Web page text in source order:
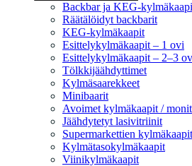
Backbar ja KEG-
Räätälöidyt backbarit
KEG-kylmäkaapit
Esittelykylmäkaapit – 1 ovi
Esittelykylmäkaapit – 2–3
Tölkkijäähdyttimet
Kylmäsaarekkeet
Minibaarit
Avoimet kylmäkaapit /
Jäähdytetyt lasivitriinit
Supermarkettien kylmäkaapit
Kylmätasokylmäkaapit
Viinikylmäkaapit